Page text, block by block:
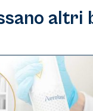
altri